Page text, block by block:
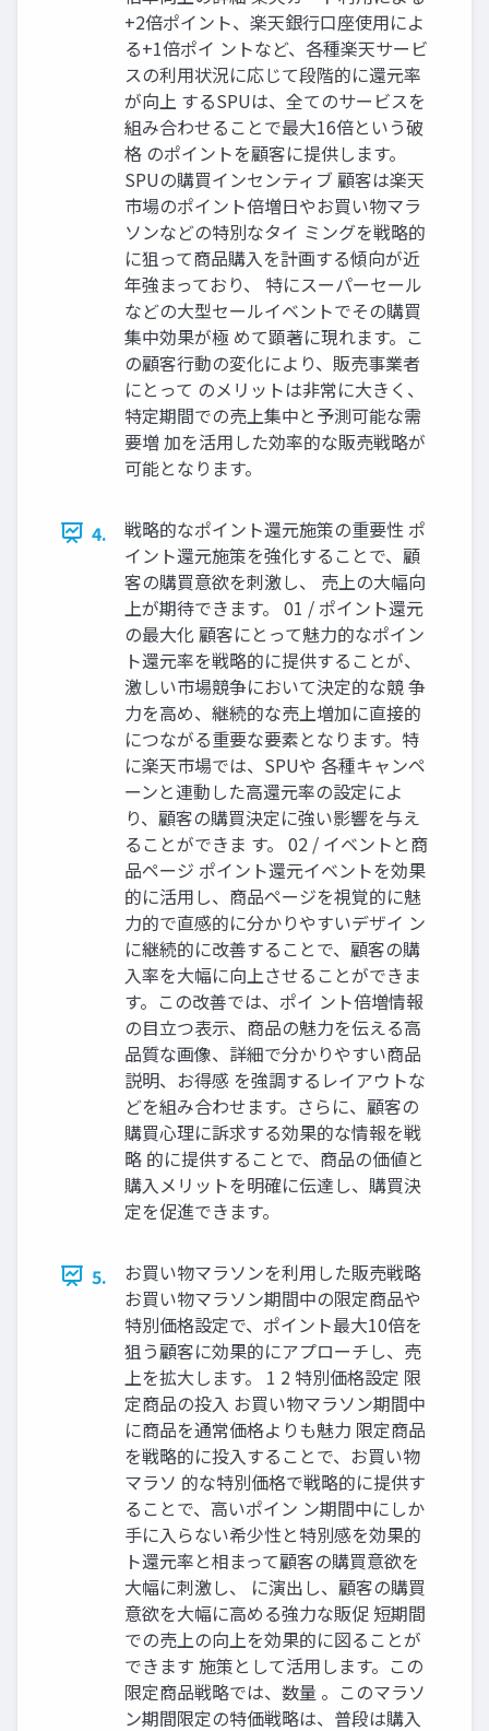
+2倍ポイント、楽天銀行口座使用によ
る+1倍ポイ ントなど、各種楽天サービ
スの利用状況に応じて段階的に還元率
が向上 するSPUは、全てのサービスを
組み合わせることで最大16倍という破
格 のポイントを顧客に提供します。
SPUの購買インセンティブ 顧客は楽天
市場のポイント倍増日やお買い物マラ
ソンなどの特別なタイ ミングを戦略的
に狙って商品購入を計画する傾向が近
年強まっており、 特にスーパーセール
などの大型セールイベントでその購買
集中効果が極 めて顕著に現れます。こ
の顧客行動の変化により、販売事業者
にとって のメリットは非常に大きく、
特定期間での売上集中と予測可能な需
要増 加を活用した効率的な販売戦略が
可能となります。
4.
戦略的なポイント還元施策の重要性 ポ
イント還元施策を強化することで、顧
客の購買意欲を刺激し、 売上の大幅向
上が期待できます。 01 / ポイント還元
の最大化 顧客にとって魅力的なポイン
ト還元率を戦略的に提供することが、
激しい市場競争において決定的な競 争
力を高め、継続的な売上増加に直接的
につながる重要な要素となります。特
に楽天市場では、SPUや 各種キャンペ
ーンと連動した高還元率の設定によ
り、顧客の購買決定に強い影響を与え
ることができま す。 02 / イベントと商
品ページ ポイント還元イベントを効果
的に活用し、商品ページを視覚的に魅
力的で直感的に分かりやすいデザイ ン
に継続的に改善することで、顧客の購
入率を大幅に向上させることができま
す。この改善では、ポイ ント倍増情報
の目立つ表示、商品の魅力を伝える高
品質な画像、詳細で分かりやすい商品
説明、お得感 を強調するレイアウトな
どを組み合わせます。さらに、顧客の
購買心理に訴求する効果的な情報を戦
略 的に提供することで、商品の価値と
購入メリットを明確に伝達し、購買決
定を促進できます。
5.
お買い物マラソンを利用した販売戦略
お買い物マラソン期間中の限定商品や
特別価格設定で、ポイント最大10倍を
狙う顧客に効果的にアプローチし、売
上を拡大します。 1 2 特別価格設定 限
定商品の投入 お買い物マラソン期間中
に商品を通常価格よりも魅力 限定商品
を戦略的に投入することで、お買い物
マラソ 的な特別価格で戦略的に提供す
ることで、高いポイン ン期間中にしか
手に入らない希少性と特別感を効果的
ト還元率と相まって顧客の購買意欲を
大幅に刺激し、 に演出し、顧客の購買
意欲を大幅に高める強力な販促 短期間
での売上の向上を効果的に図ることが
できます 施策として活用します。この
限定商品戦略では、数量 。このマラソ
ン期間限定の特価戦略は、普段は購入